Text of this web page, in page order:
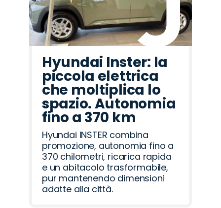
Hyundai Inster: la
piccola elettrica
che moltiplica lo
spazio. Autonomia
fino a 370 km
Hyundai INSTER combina
promozione, autonomia fino a
370 chilometri, ricarica rapida
e un abitacolo trasformabile,
pur mantenendo dimensioni
adatte alla città.